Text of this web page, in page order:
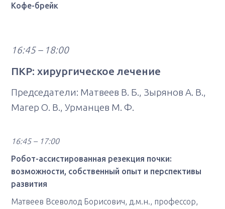
Кофе-брейк
16:45 – 18:00
ПКР: хирургическое лечение
Председатели: Матвеев В. Б., Зырянов А. В.,
Магер О. В., Урманцев М. Ф.
16:45 – 17:00
Робот-ассистированная резекция почки:
возможности, собственный опыт и перспективы
развития
Матвеев Всеволод Борисович, д.м.н., профессор,